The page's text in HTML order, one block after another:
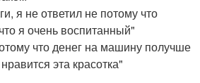
я не ответил не потому что
я очень воспитанный"
что денег на машину получше
эта красотка"